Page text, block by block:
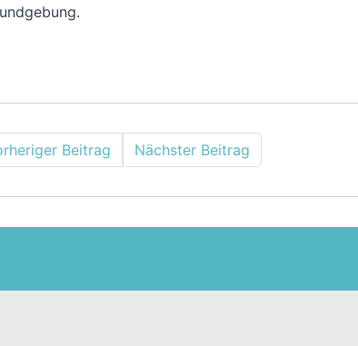
Beitrag Nächster Beitrag